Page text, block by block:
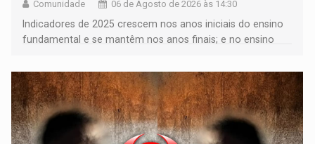
Comunidade 06 de Agosto de 2026 às 14:30
Indicadores de 2025 crescem nos anos iniciais do ensino
fundamental e se mantêm nos anos finais; e no ensino